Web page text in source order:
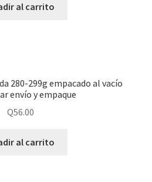
al carrito
280-299g empacado al vacío
envío y empaque
Q56.00
al carrito